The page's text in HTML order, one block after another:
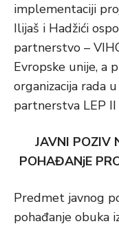
implementaciji
Ilijaš i Hadžići
partnerstvo –
Evropske unije, a
organizacija rada
partnerstva LEP II
JAVNI POZIV
POHAĐANjE
Predmet javnog
pohađanje obuka